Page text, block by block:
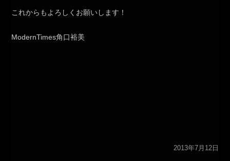
これからもよろしくお願いします！
ModernTimes角口裕美
2013年7月12日